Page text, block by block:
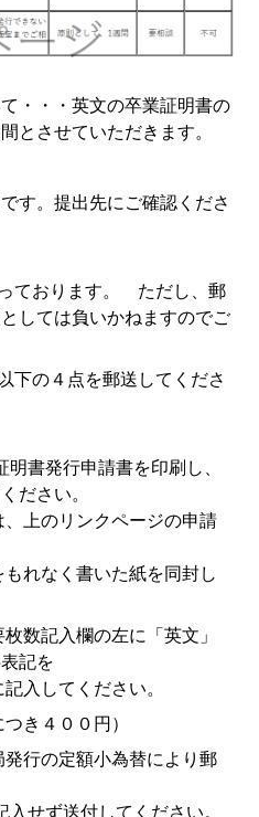
・・・英文の卒業証明書の
とさせていただきます。
す。提出先にご確認くださ
ております。 ただし、郵
しては負いかねますのでご
下の４点を郵送してくださ
書発行申請書を印刷し、
ださい。
上のリンクページの申請
なく書いた紙を同封し
数記入欄の左に「英文」
記を
入してください。
き４００円）
行の定額小為替により郵
せず送付してください。